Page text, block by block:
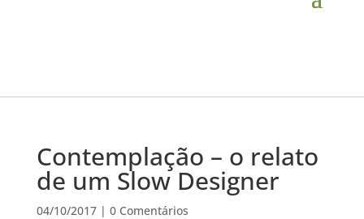
Contemplação – o relato
de um Slow Designer
04/10/2017| 0 Comentários